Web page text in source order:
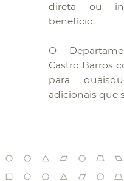
direta ou
benefício.
O
Castro Barros
para
adicionais que